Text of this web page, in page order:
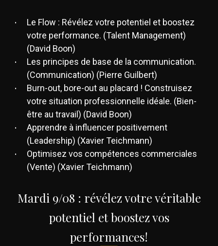
Le Flow : Révélez votre potentiel et boostez
votre performance. (Talent Management)
(David Boon)
Les principes de base de la communication.
(Communication) (Pierre Guilbert)
Burn-out, bore-out au placard ! Construisez
votre situation professionnelle idéale. (Bien-
être au travail) (David Boon)
Apprendre à influencer positivement
(Leadership) (Xavier Teichmann)
Optimisez vos compétences commerciales
(Vente) (Xavier Teichmann)
Mardi 9/08 : révélez votre véritable
potentiel et boostez vos
performances!